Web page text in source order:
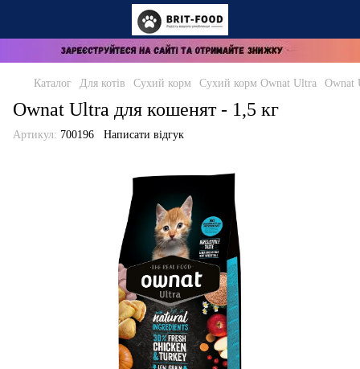
Каталог Для котів Сухий корм Сухий корм Ownat Ultra Ownat
Ownat Ultra для кошенят - 1,5 кг
Артикул: 700196 Написати відгук